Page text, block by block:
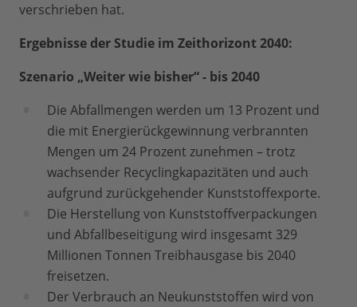
verschrieben hat.
Ergebnisse der Studie im Zeithorizont 2040:
Szenario „Weiter wie bisher“ - bis 2040
Die Abfallmengen werden um 13 Prozent und
die mit Energierückgewinnung verbrannten
Mengen um 24 Prozent zunehmen – trotz
wachsender Recyclingkapazitäten und auch
aufgrund zurückgehender Kunststoffexporte.
Die Herstellung von Kunststoffverpackungen
und Abfallbeseitigung wird insgesamt 329
Millionen Tonnen Treibhausgase bis 2040
freisetzen.
Der Verbrauch an Neukunststoffen wird von